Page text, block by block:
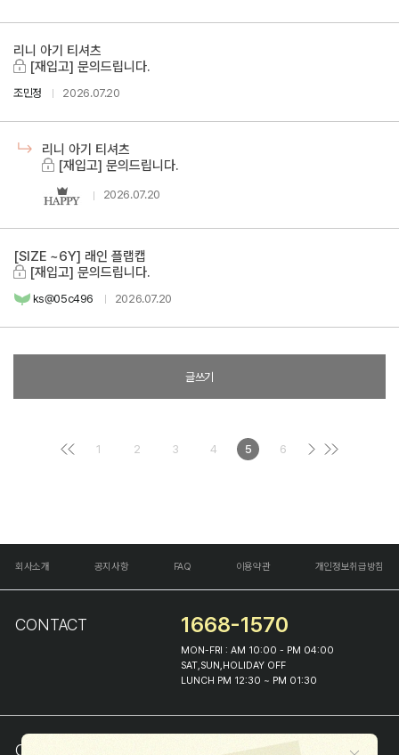
리니 아기 티셔츠
[재입고] 문의드립니다.
조민정 2026.07.20
리니 아기 티셔츠
[재입고] 문의드립니다.
2026.07.20
[SIZE ~6Y] 래인 플랩캡
[재입고] 문의드립니다.
ks@05c496 2026.07.20
글쓰기
1 2 3 4 5 6
회사소개 공지사항 FAQ 이용약관 개인정보취급방침
CONTACT 1668-1570
MON-FRI : AM 10:00 - PM 04:00
SAT,SUN,HOLIDAY OFF
LUNCH PM 12:30 ~ PM 01:30
COMPANY INFO